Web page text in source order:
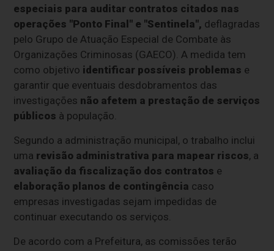
especiais para auditar contratos citados nas
operações "Ponto Final" e "Sentinela", deflagradas
pelo Grupo de Atuação Especial de Combate às
Organizações Criminosas (GAECO). A medida tem
como objetivo identificar possíveis problemas e
garantir que eventuais desdobramentos das
investigações não afetem a prestação de serviços
públicos à população.
Segundo a administração municipal, o trabalho inclui
uma revisão administrativa para mapear riscos, a
avaliação da fiscalização dos contratos e
elaboração planos de contingência caso
empresas investigadas sejam impedidas de
continuar executando os serviços.
De acordo com a Prefeitura, as comissões terão